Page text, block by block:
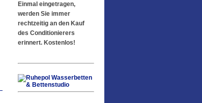
Einmal eingetragen,
werden Sie immer
rechtzeitig an den Kauf
des Conditionierers
erinnert. Kostenlos!